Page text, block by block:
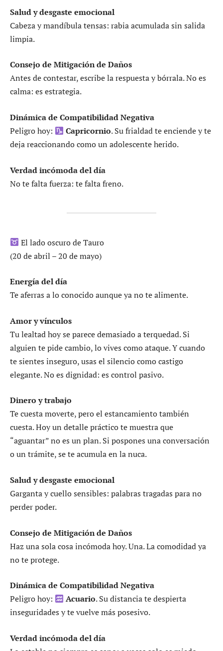
Salud y desgaste emocional
Cabeza y mandíbula tensas: rabia acumulada sin salida
limpia.
Consejo de Mitigación de Daños
Antes de contestar, escribe la respuesta y bórrala. No es
calma: es estrategia.
Dinámica de Compatibilidad Negativa
Peligro hoy:
Capricornio. Su frialdad te enciende y te
deja reaccionando como un adolescente herido.
Verdad incómoda del día
No te falta fuerza: te falta freno.
El lado oscuro de Tauro
(20 de abril – 20 de mayo)
Energía del día
Te aferras a lo conocido aunque ya no te alimente.
Amor y vínculos
Tu lealtad hoy se parece demasiado a terquedad. Si
alguien te pide cambio, lo vives como ataque. Y cuando
te sientes inseguro, usas el silencio como castigo
elegante. No es dignidad: es control pasivo.
Dinero y trabajo
Te cuesta moverte, pero el estancamiento también
cuesta. Hoy un detalle práctico te muestra que
“aguantar” no es un plan. Si pospones una conversación
o un trámite, se te acumula en la nuca.
Salud y desgaste emocional
Garganta y cuello sensibles: palabras tragadas para no
perder poder.
Consejo de Mitigación de Daños
Haz una sola cosa incómoda hoy. Una. La comodidad ya
no te protege.
Dinámica de Compatibilidad Negativa
Peligro hoy:
Acuario. Su distancia te despierta
inseguridades y te vuelve más posesivo.
Verdad incómoda del día